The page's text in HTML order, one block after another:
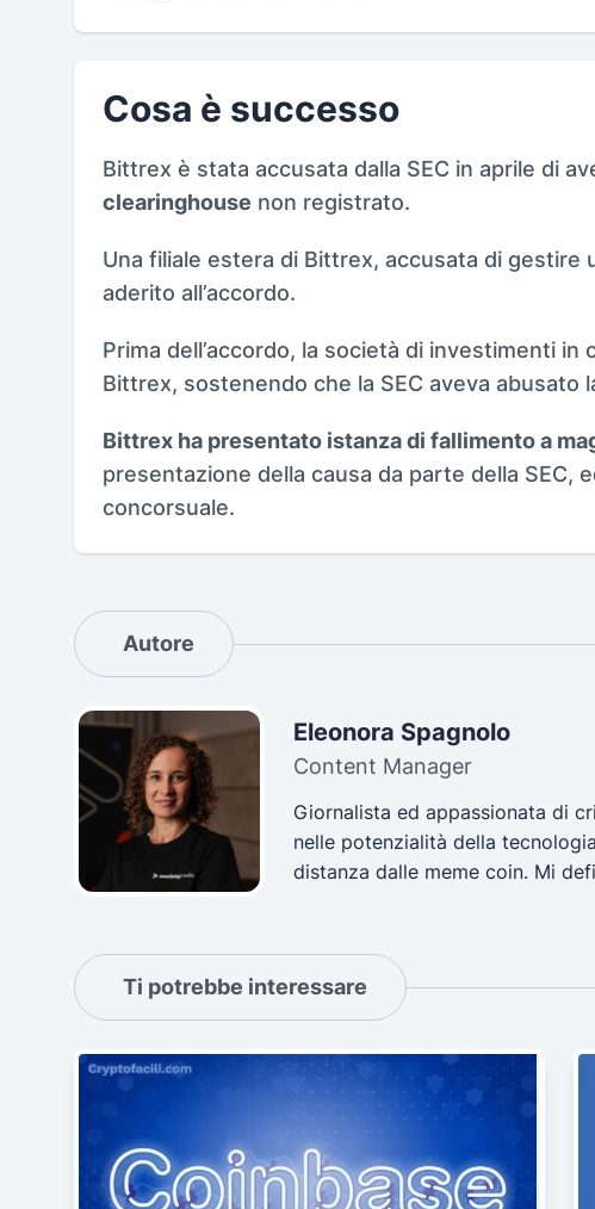
Cosa è successo
Bittrex è stata accusata dalla SEC in aprile di
clearinghouse non registrato.
Una filiale estera di Bittrex, accusata di
aderito all’accordo.
Prima dell’accordo, la società di investimenti
Bittrex, sostenendo che la SEC aveva abusato
Bittrex ha presentato istanza di fallimento a
presentazione della causa da parte della SEC,
concorsuale.
Autore
Eleonora Spagnolo
Content Manager
Giornalista ed appassionata di
nelle potenzialità della
distanza dalle meme coin. Mi
Ti potrebbe interessare